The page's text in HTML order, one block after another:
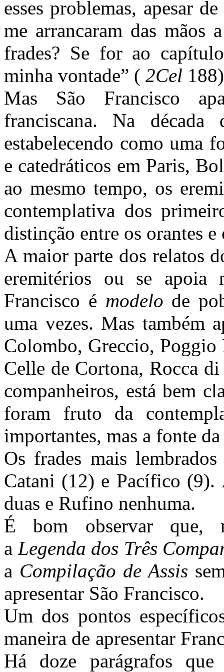
esses problemas, apesar
me arrancaram das mãos
frades? Se for ao
minha vontade” ( 2Cel
Mas São Francisco
franciscana. Na
estabelecendo como uma
e catedráticos em Paris,
ao mesmo tempo, os
contemplativa dos
distinção entre os orantes
A maior parte dos relatos
eremitérios ou se apoia
Francisco é modelo de
uma vezes. Mas também
Colombo, Greccio,
Celle de Cortona, Rocca
companheiros, está bem
foram fruto da
importantes, mas a fonte
Os frades mais
Catani (12) e Pacífico (9).
duas e Rufino nenhuma.
É bom observar que,
a Legenda dos Três
a Compilação de Assis
apresentar São Francisco.
Um dos pontos
maneira de apresentar
Há doze parágrafos